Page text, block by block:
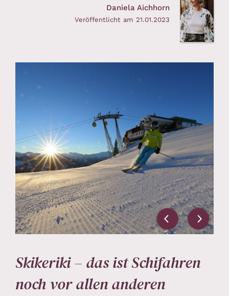
Daniela Aichhorn
Veröffentlicht am 21.01.2023
Skikeriki – das ist Schifahren
noch vor allen anderen